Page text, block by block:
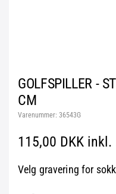
GOLFSPILLER -
CM
Varenummer: 36543G
115,00 DKK inkl.
Velg gravering for